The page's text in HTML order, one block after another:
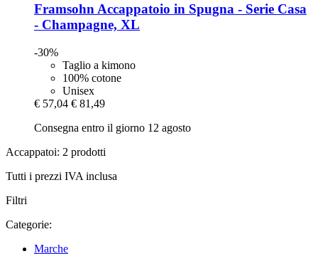
Framsohn Accappatoio in Spugna -​ Serie Casa
-​ Champagne, XL
-30%
Taglio a kimono
100% cotone
Unisex
€ 57,04 € 81,49
Consegna entro il giorno 12 agosto
Accappatoi: 2 prodotti
Tutti i prezzi IVA inclusa
Filtri
Categorie:
Marche